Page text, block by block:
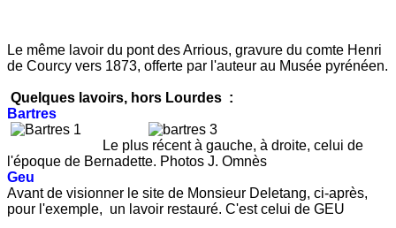
Le même lavoir du pont des Arrious, gravure du comte Henri
de Courcy vers 1873, offerte par l'auteur au Musée pyrénéen.
Quelques lavoirs, hors Lourdes :
Bartres
Le plus récent à gauche, à droite, celui de
l'époque de Bernadette. Photos J. Omnès
Geu
Avant de visionner le site de Monsieur Deletang, ci-après,
pour l'exemple, un lavoir restauré. C'est celui de GEU